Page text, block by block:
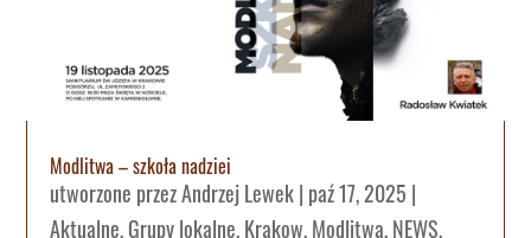
Modlitwa – szkoła nadziei
utworzone przezAndrzej Lewek| paź 17, 2025 |
Aktualne,Grupy lokalne,Krakow,Modlitwa,NEWS,